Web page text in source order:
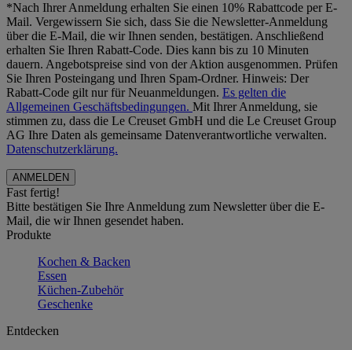
*Nach Ihrer Anmeldung erhalten Sie einen 10% Rabattcode per E-
Mail. Vergewissern Sie sich, dass Sie die Newsletter-Anmeldung
über die E-Mail, die wir Ihnen senden, bestätigen. Anschließend
erhalten Sie Ihren Rabatt-Code. Dies kann bis zu 10 Minuten
dauern. Angebotspreise sind von der Aktion ausgenommen. Prüfen
Sie Ihren Posteingang und Ihren Spam-Ordner. Hinweis: Der
Rabatt-Code gilt nur für Neuanmeldungen. Es gelten die
Allgemeinen Geschäftsbedingungen. Mit Ihrer Anmeldung, sie
stimmen zu, dass die Le Creuset GmbH und die Le Creuset Group
AG Ihre Daten als gemeinsame Datenverantwortliche verwalten.
Datenschutzerklärung.
Fast fertig!
Bitte bestätigen Sie Ihre Anmeldung zum Newsletter über die E-
Mail, die wir Ihnen gesendet haben.
Produkte
Kochen & Backen
Essen
Küchen-Zubehör
Geschenke
Entdecken